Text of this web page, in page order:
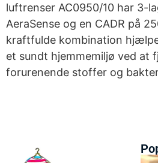
luftrenser AC0950/10 har 3-
AeraSense og en CADR på
kraftfulde kombination
et sundt hjemmemiljø ved at
forurenende stoffer og